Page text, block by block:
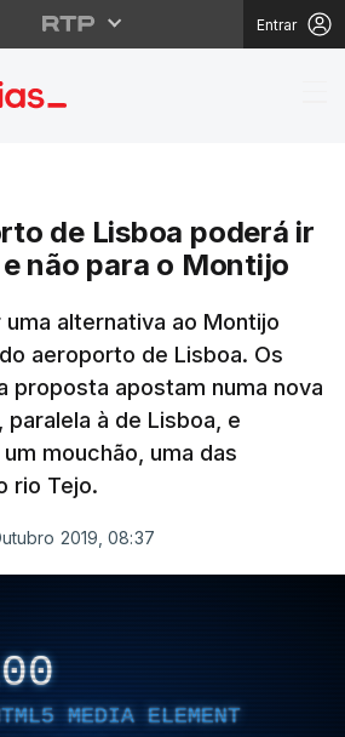
Entrar
de
de Lisboa poderá ir
não para o Montijo
alternativa ao Montijo
aeroporto de Lisboa. Os
proposta apostam numa nova
à de Lisboa, e
mouchão, uma das
rio Tejo.
2019, 08:37
MEDIA ELEMENT